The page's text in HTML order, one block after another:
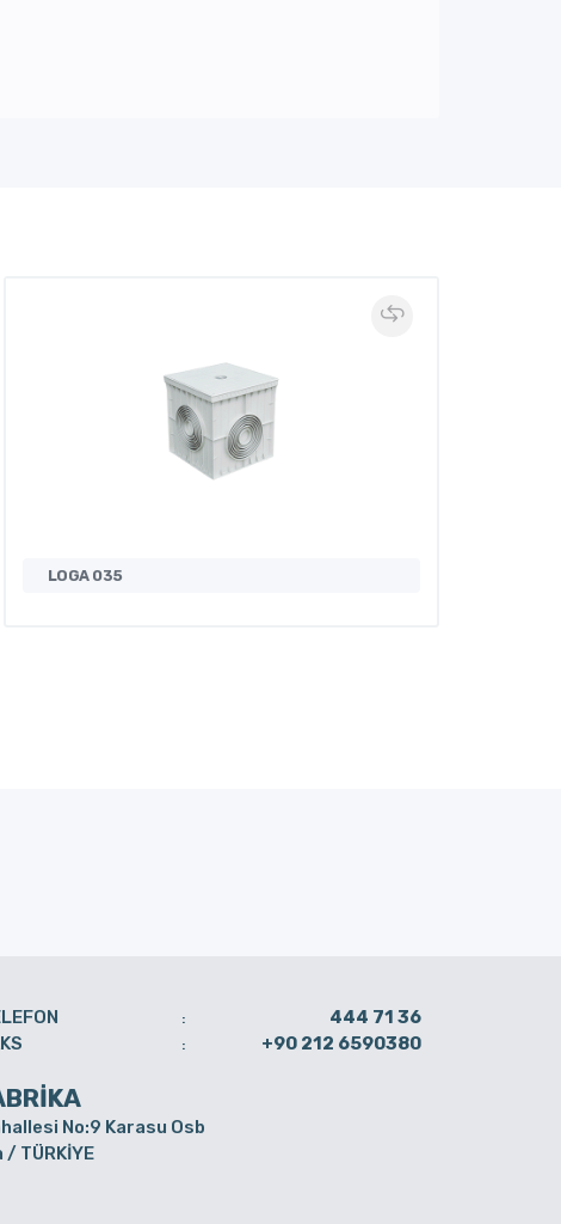
LOGA 035
No:9 Karasu Osb
TÜRKİYE
:
444 71 36
: +90 212 6590380